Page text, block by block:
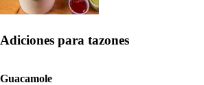
Adiciones para tazones
Guacamole